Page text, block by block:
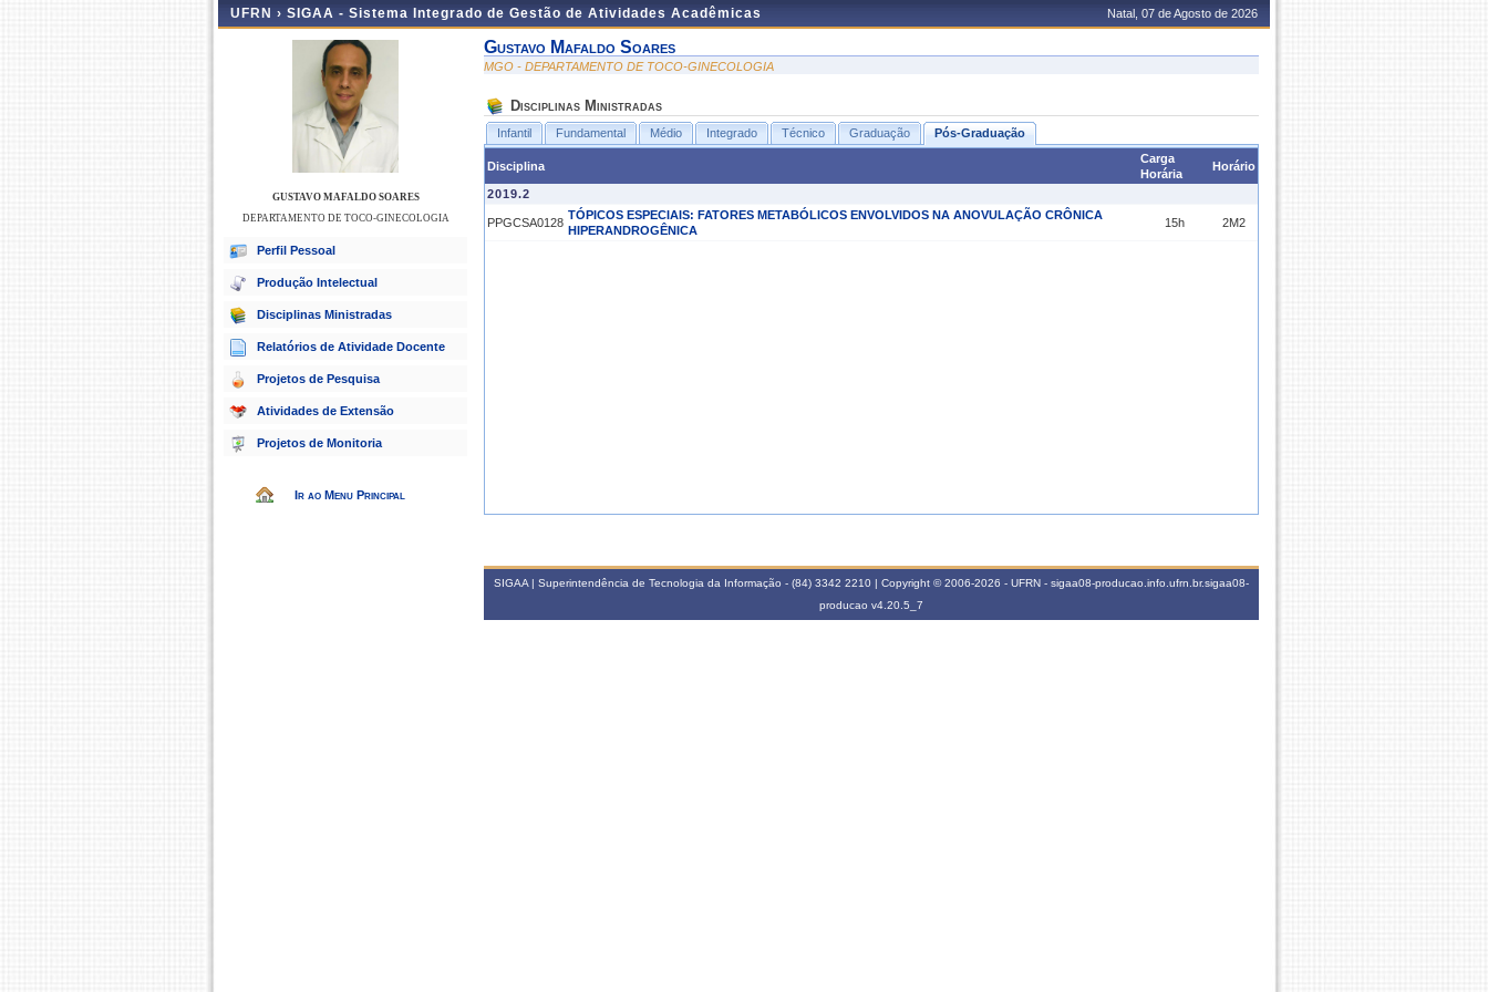
UFRN › SIGAA - Sistema Integrado de Gestão de Atividades Acadêmicas Natal, 07 de Agosto de 2026
GUSTAVO MAFALDO SOARES
DEPARTAMENTO DE TOCO-GINECOLOGIA
Perfil Pessoal
Produção Intelectual
Disciplinas Ministradas
Relatórios de Atividade Docente
Projetos de Pesquisa
Atividades de Extensão
Projetos de Monitoria
Ir ao Menu Principal
Gustavo Mafaldo Soares
MGO - DEPARTAMENTO DE TOCO-GINECOLOGIA
Disciplinas Ministradas
Infantil Fundamental Médio Integrado Técnico Graduação Pós-Graduação
Disciplina
Carga
Horária
Horário
2019.2
PPGCSA0128
TÓPICOS ESPECIAIS: FATORES METABÓLICOS ENVOLVIDOS NA ANOVULAÇÃO CRÔNICA
HIPERANDROGÊNICA
15h 2M2
SIGAA | Superintendência de Tecnologia da Informação - (84) 3342 2210 | Copyright © 2006-2026 - UFRN - sigaa08-producao.info.ufrn.br.sigaa08-
producao v4.20.5_7